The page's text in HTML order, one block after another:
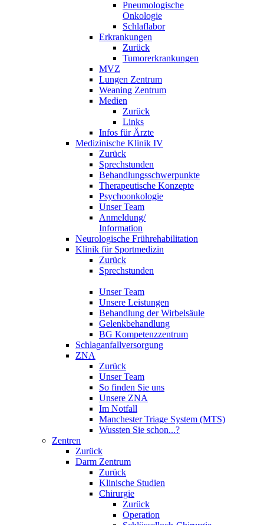
Pneumologische
Onkologie
Schlaflabor
Erkrankungen
Zurück
Tumorerkrankungen
MVZ
Lungen Zentrum
Weaning Zentrum
Medien
Zurück
Links
Infos für Ärzte
Medizinische Klinik IV
Zurück
Sprechstunden
Behandlungsschwerpunkte
Therapeutische Konzepte
Psychoonkologie
Unser Team
Anmeldung/
Information
Neurologische Frührehabilitation
Klinik für Sportmedizin
Zurück
Sprechstunden
Unser Team
Unsere Leistungen
Behandlung der Wirbelsäule
Gelenkbehandlung
BG Kompetenzzentrum
Schlaganfallversorgung
ZNA
Zurück
Unser Team
So finden Sie uns
Unsere ZNA
Im Notfall
Manchester Triage System (MTS)
Wussten Sie schon...?
Zentren
Zurück
Darm Zentrum
Zurück
Klinische Studien
Chirurgie
Zurück
Operation